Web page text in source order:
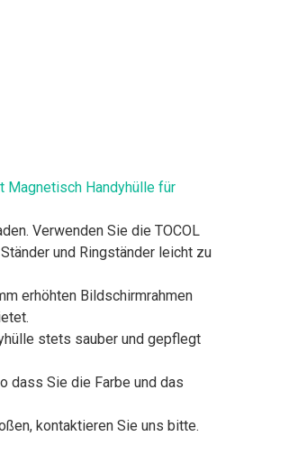
Magnetisch Handyhülle für
Verwenden Sie die TOCOL
und Ringständer leicht zu
erhöhten Bildschirmrahmen
stets sauber und gepflegt
dass Sie die Farbe und das
kontaktieren Sie uns bitte.